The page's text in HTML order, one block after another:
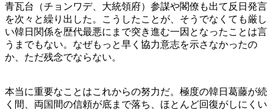
青瓦台（チョンワデ、大統領府）参謀や閣僚も出て反日発言
を次々と繰り出した。こうしたことが、そうでなくても厳し
い韓日関係を歴代最悪にまで突き進む一因となったことは言
うまでもない。なぜもっと早く協力意志を示さなかったの
か、ただ残念でならない。
本当に重要なことはこれからの努力だ。極度の韓日葛藤が続
く間、両国間の信頼が底まで落ち、ほとんど回復がしにくい